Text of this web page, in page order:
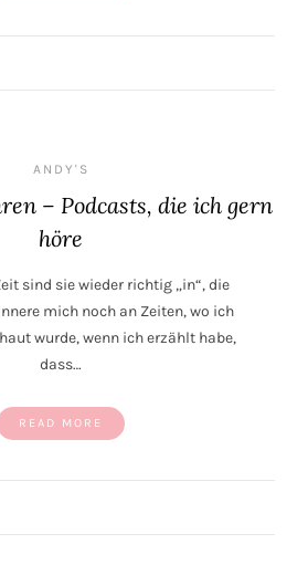
ANDY'S
– Podcasts, die ich gern
höre
sind sie wieder richtig „in“, die
mich noch an Zeiten, wo ich
wurde, wenn ich erzählt habe,
dass…
READ MORE